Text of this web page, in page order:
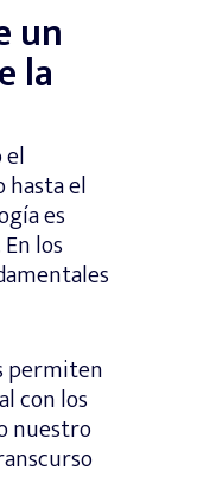
un
la
el
es
los
permiten
con los
nuestro